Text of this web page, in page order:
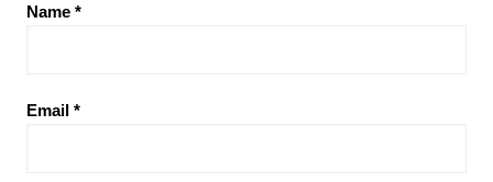
Name *
Email *